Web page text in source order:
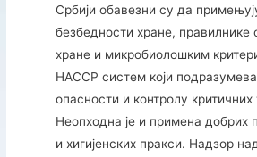
Србији обавезни су да
безбедности хране, правилнике
хране и микробиолошким
HACCP систем који
опасности и контролу критичних
Неопходна је и примена добрих
и хигијенских пракси. Надзор над